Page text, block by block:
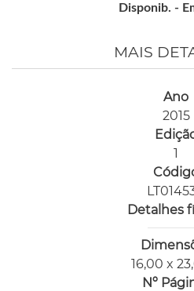
Disponib. -
MAIS
Ano
2015
1
Detalhes
16,00 x
Nº